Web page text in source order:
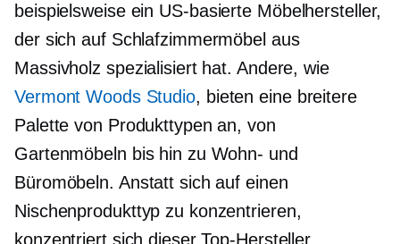
beispielsweise ein US-basierte Möbelhersteller,
der sich auf Schlafzimmermöbel aus
Massivholz spezialisiert hat. Andere, wie
Vermont Woods Studio, bieten eine breitere
Palette von Produkttypen an, von
Gartenmöbeln bis hin zu Wohn- und
Büromöbeln. Anstatt sich auf einen
Nischenprodukttyp zu konzentrieren,
konzentriert sich dieser Top-Hersteller